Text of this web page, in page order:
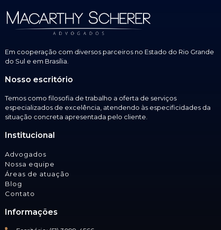
Em cooperação com diversos parceiros no Estado do Rio Grande
do Sul e em Brasília.
Nosso escritório
Temos como filosofia de trabalho a oferta de serviços
especializados de excelência, atendendo às especificidades da
situação concreta apresentada pelo cliente.
Institucional
Advogados
Nossa equipe
Áreas de atuação
Blog
Contato
Informações